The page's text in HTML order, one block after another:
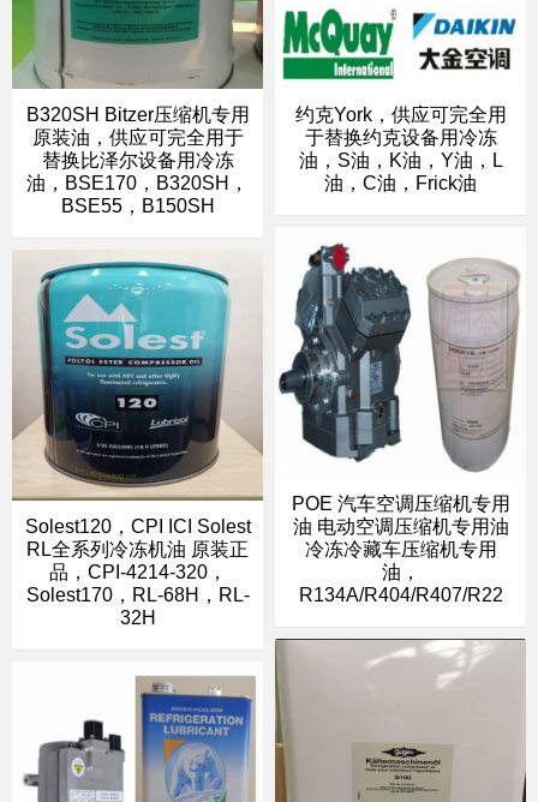
B320SH Bitzer压缩机专用
原装油，供应可完全用于
替换比泽尔设备用冷冻
油，BSE170，B320SH，
BSE55，B150SH
约克York，供应可完全用
于替换约克设备用冷冻
油，S油，K油，Y油，L
油，C油，Frick油
POE 汽车空调压缩机专用
油 电动空调压缩机专用油
冷冻冷藏车压缩机专用
油，
R134A/R404/R407/R22
Solest120，CPI ICI Solest
RL全系列冷冻机油 原装正
品，CPI-4214-320，
Solest170，RL-68H，RL-
32H